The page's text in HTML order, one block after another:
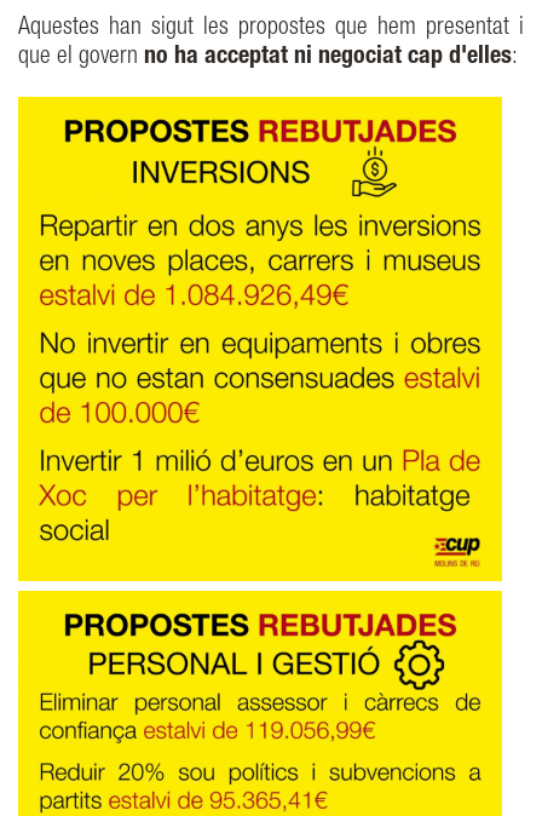
Aquestes han sigut les propostes que hem presentat i
que el govern no ha acceptat ni negociat cap d'elles: